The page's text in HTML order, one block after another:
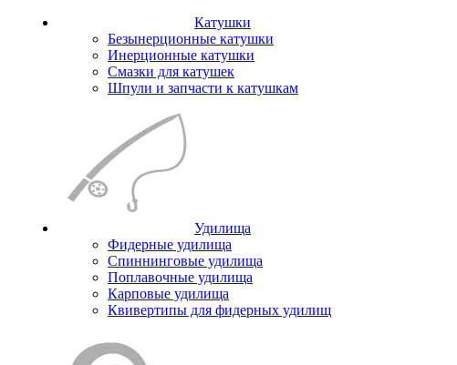
Катушки
Безынерционные катушки
Инерционные катушки
Смазки для катушек
Шпули и запчасти к катушкам
Удилища
Фидерные удилища
Спиннинговые удилища
Поплавочные удилища
Карповые удилища
Квивертипы для фидерных удилищ